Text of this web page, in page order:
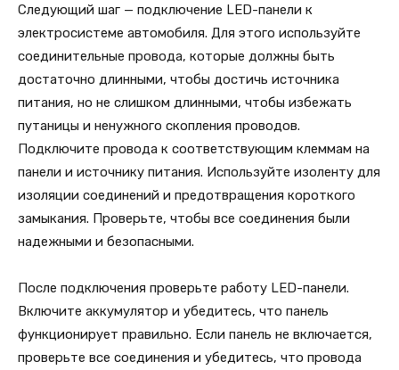
Следующий шаг — подключение LED-панели к
электросистеме автомобиля. Для этого используйте
соединительные провода, которые должны быть
достаточно длинными, чтобы достичь источника
питания, но не слишком длинными, чтобы избежать
путаницы и ненужного скопления проводов.
Подключите провода к соответствующим клеммам на
панели и источнику питания. Используйте изоленту для
изоляции соединений и предотвращения короткого
замыкания. Проверьте, чтобы все соединения были
надежными и безопасными.
После подключения проверьте работу LED-панели.
Включите аккумулятор и убедитесь, что панель
функционирует правильно. Если панель не включается,
проверьте все соединения и убедитесь, что провода